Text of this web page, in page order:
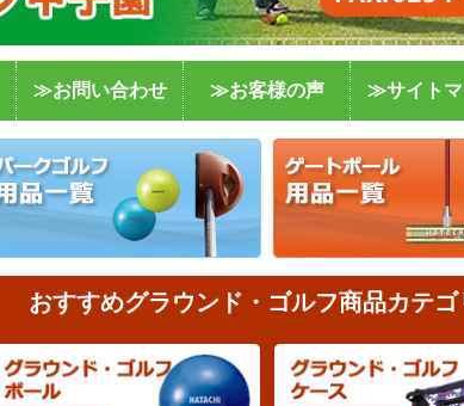
≫お問い合わせ ≫お客様の声 ≫サイトマ
おすすめグラウンド・ゴルフ商品カテゴ